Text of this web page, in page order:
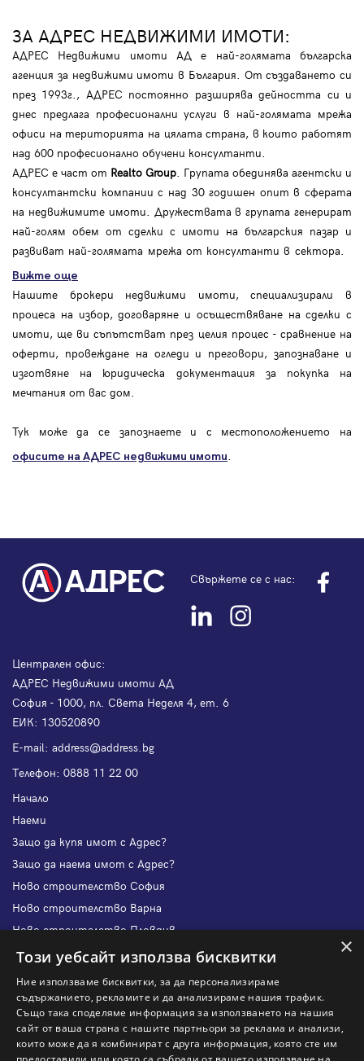
ЗА АДРЕС НЕДВИЖИМИ ИМОТИ:
АДРЕС Недвижими имоти АД е най-голямата българска
агенция за недвижими имоти в България. От създаването си
през 1993г., АДРЕС постоянно разширява дейността си и
днес предлага професионални услуги в най-голямата мрежа
офиси на територията на цялата страна, в които работят
над 600 професионално обучени консултанти.
АДРЕС е част от Realto Group . Групата обединява агентски и
консултантски компании с над 30 годишен опит в сферата
на недвижимите имоти. Дружествата в групата генерират
най-голям обем от сделки с имоти на българския пазар и
развиват най-голямата мрежа от консултанти в сектора.
Вижте още
Нашите брокери недвижими имоти, специализирали в
процеса на избор, договаряне и осъществяване на сделки с
имоти, ще ви съпътстват през целия процес - сравнение на
оферти, провеждане на огледи и преговори, запознаване и
изготвяне на юридическа документация за покупка на
мечтания от вас дом.
Тук може да се запознаете и с местоположението на
офисите на АДРЕС недвижими имоти
Свържете се с нас:
Централен офис:
АДРЕС Недвижими имоти АД
София - 1000, пл. Света Неделя 4, ет. 6
ЕИК: 130520890
Е-mail: address@address.bg
Телефон: 0888 11 22 00
Начало
Наеми
Защо да купя имот с Адрес?
Защо да наема имот с Адрес?
Ново строителство София
Ново строителство Варна
Ново строителство Пловдив
Ново строителство Бургас
Защо да отдам имот с Адрес?
Наши офиси
Кариери
×
Този уебсайт използва бисквитки
Ние използваме бисквитки, за да персонализираме
съдържанието, рекламите и да анализираме нашия трафик.
Също така споделяме информация за използването на нашия
сайт от ваша страна с нашите партньори за реклама и анализи,
които може да я комбинират с друга информация, която сте им